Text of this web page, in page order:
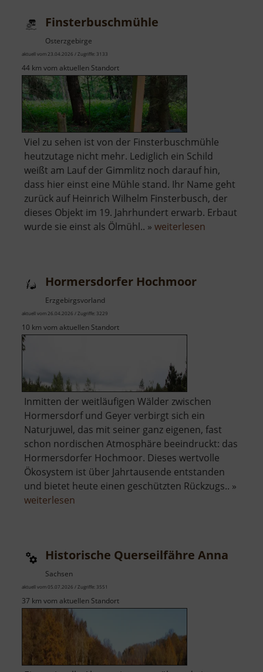
Finsterbuschmühle
Osterzgebirge
aktuell vom 23.04.2026 / Zugriffe: 3133
44 km vom aktuellen Standort
Viel zu sehen ist von der Finsterbuschmühle
heutzutage nicht mehr. Lediglich ein Schild
weißt am Lauf der Gimmlitz noch darauf hin,
dass hier einst eine Mühle stand. Ihr Name geht
zurück auf Heinrich Wilhelm Finsterbusch, der
dieses Objekt im 19. Jahrhundert erwarb. Erbaut
wurde sie einst als Ölmühl.. » weiterlesen
Hormersdorfer Hochmoor
Erzgebirgsvorland
aktuell vom 26.04.2026 / Zugriffe: 3229
10 km vom aktuellen Standort
Inmitten der weitläufigen Wälder zwischen
Hormersdorf und Geyer verbirgt sich ein
Naturjuwel, das mit seiner ganz eigenen, fast
schon nordischen Atmosphäre beeindruckt: das
Hormersdorfer Hochmoor. Dieses wertvolle
Ökosystem ist über Jahrtausende entstanden
und bietet heute einen geschützten Rückzugs.. »
weiterlesen
Historische Querseilfähre Anna
Sachsen
aktuell vom 05.07.2026 / Zugriffe: 3551
37 km vom aktuellen Standort